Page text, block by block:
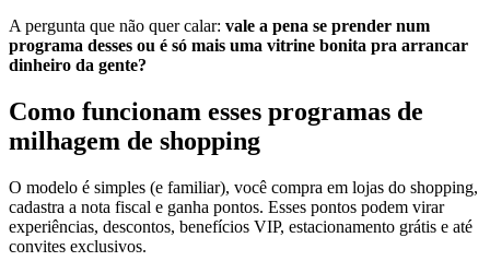
A pergunta que não quer calar: vale a pena se prender num
programa desses ou é só mais uma vitrine bonita pra arrancar
dinheiro da gente?
Como funcionam esses programas de
milhagem de shopping
O modelo é simples (e familiar), você compra em lojas do shopping,
cadastra a nota fiscal e ganha pontos. Esses pontos podem virar
experiências, descontos, benefícios VIP, estacionamento grátis e até
convites exclusivos.